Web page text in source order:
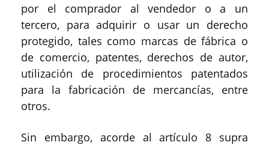
por el comprador al vendedor o a un
tercero, para adquirir o usar un derecho
protegido, tales como marcas de fábrica o
de comercio, patentes, derechos de autor,
utilización de procedimientos patentados
para la fabricación de mercancías, entre
otros.
Sin embargo, acorde al artículo 8 supra